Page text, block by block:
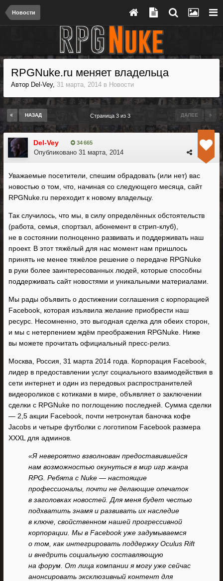
Новости
RPGNuke.ru меняет владельца
Автор Del-Vey, 31 марта, 2014 в Новости
НАЗАД ДАЛЕЕ
Страница 3 из 3
Del-Vey 34 665
Опубликовано 31 марта, 2014
Уважаемые посетители, спешим обрадовать (или нет) вас
новостью о том, что, начиная со следующего месяца, сайт
RPGNuke.ru переходит к новому владельцу.
Так случилось, что мы, в силу определённых обстоятельств
(работа, семья, спортзал, абонемент в стрип-клуб),
не в состоянии полноценно развивать и поддерживать наш
проект. В этот тяжёлый для нас момент нам пришлось
принять не менее тяжёлое решение о передаче RPGNuke
в руки более заинтересованных людей, которые способны
поддерживать сайт новостями и уникальными материалами.
Мы рады объявить о достижении соглашения с корпорацией
Facebook, которая изъявила желание приобрести наш
ресурс. Несомненно, это выгодная сделка для обеих сторон,
и мы с нетерпением ждём преображения RPGNuke. Ниже
вы можете прочитать официальный пресс-релиз.
Москва, Россия, 31 марта 2014 года. Корпорация Facebook,
лидер в предоставлении услуг социального взаимодействия в
сети интернет и один из передовых распространителей
видеороликов с котиками в мире, объявляет о заключении
сделки с RPGNuke по поглощению последней. Сумма сделки
— 2,5 акции Facebook, почти нетронутая баночка кофе
Jacobs и четыре футболки с логотипом Facebook размера
XXXL для админов.
«Я невероятно взволнован предоставившейся
нам возможностью окунуться в мир игр жанра
RPG. Ребята с Nuke — настоящие
профессионалы, почти не делающие опечаток
в заголовках новостей. Для меня будет честью
подхватить знамя и развивать их наследие
в ключе, свойственном нашей прогрессивной
корпорации. Мы в Facebook уже задумываемся
о том, как интегрировать поддержку Oculus Rift
и внедрить социальную составляющую
на форум. От лица компании я могу уже сейчас
анонсировать эксклюзивный контент для